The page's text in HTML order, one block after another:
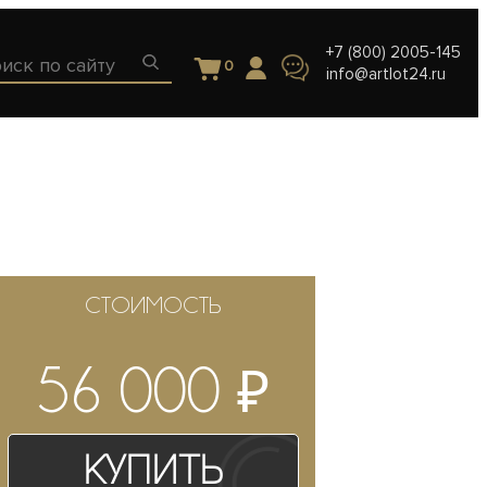
0
+7 (800) 2005-145
info@artlot24.ru
СТОИМОСТЬ
56 000₽
Купить